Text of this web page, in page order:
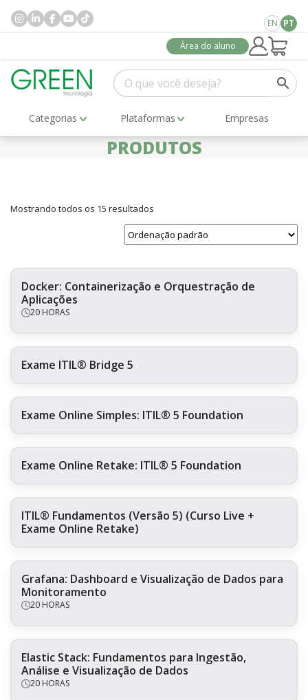
EN PT
Área do aluno
Categorias Plataformas Empresas
PRODUTOS
Mostrando todos os 15 resultados
Docker: Containerização e Orquestração de
Aplicações
20 HORAS
Exame ITIL® Bridge 5
Exame Online Simples: ITIL® 5 Foundation
Exame Online Retake: ITIL® 5 Foundation
ITIL® Fundamentos (Versão 5) (Curso Live +
Exame Online Retake)
Grafana: Dashboard e Visualização de Dados para
Monitoramento
20 HORAS
Elastic Stack: Fundamentos para Ingestão,
Análise e Visualização de Dados
20 HORAS